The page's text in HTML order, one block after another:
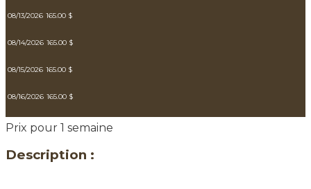
08/13/2026 165.00 $
08/14/2026 165.00 $
08/15/2026 165.00 $
08/16/2026 165.00 $
Prix pour 1 semaine
Description :